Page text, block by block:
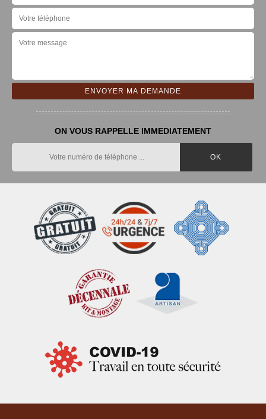
ON VOUS RAPPELLE IMMEDIATEMENT